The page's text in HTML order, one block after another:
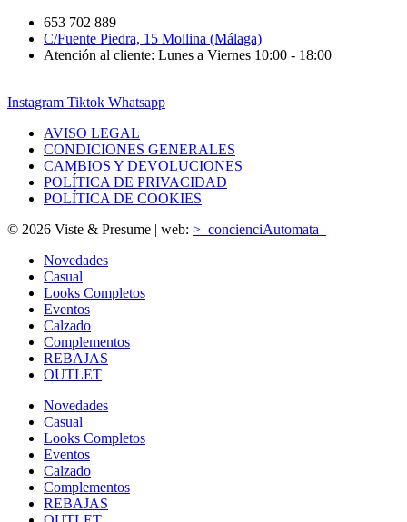
653 702 889
C/Fuente Piedra, 15 Mollina (Málaga)
Atención al cliente: Lunes a Viernes 10:00 - 18:00
Instagram Tiktok Whatsapp
AVISO LEGAL
CONDICIONES GENERALES
CAMBIOS Y DEVOLUCIONES
POLÍTICA DE PRIVACIDAD
POLÍTICA DE COOKIES
© 2026 Viste & Presume | web: >_concienciAutomata_
Novedades
Casual
Looks Completos
Eventos
Calzado
Complementos
REBAJAS
OUTLET
Novedades
Casual
Looks Completos
Eventos
Calzado
Complementos
REBAJAS